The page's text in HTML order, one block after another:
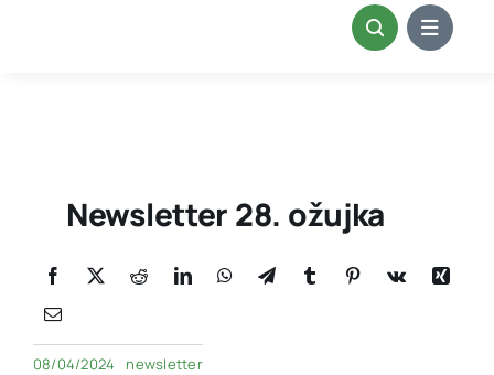
Newsletter 28. ožujka
08/04/2024 newsletter